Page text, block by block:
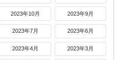
2023年10月 2023年9月
2023年7月 2023年6月
2023年4月 2023年3月